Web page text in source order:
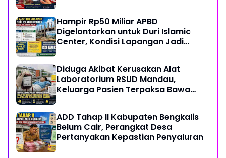
Hampir Rp50 Miliar APBD
Digelontorkan untuk Duri Islamic
Center, Kondisi Lapangan Jadi
Diduga Akibat Kerusakan Alat
Laboratorium RSUD Mandau,
Keluarga Pasien Terpaksa Bawa
Transfusi Darah
ADD Tahap II Kabupaten Bengkalis
Belum Cair, Perangkat Desa
Pertanyakan Kepastian Penyaluran